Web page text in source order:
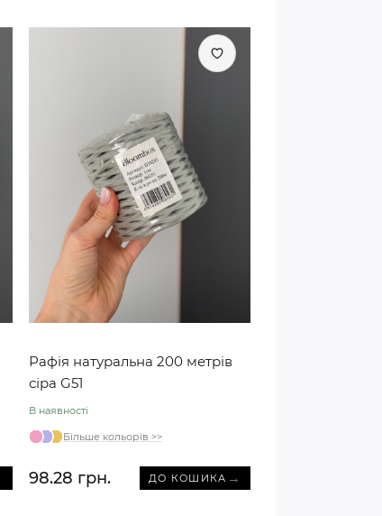
Рафія натуральна 200 метрів
сіра G51
В наявності
Більше кольорів >>
98.28 грн. ДО КОШИКА →